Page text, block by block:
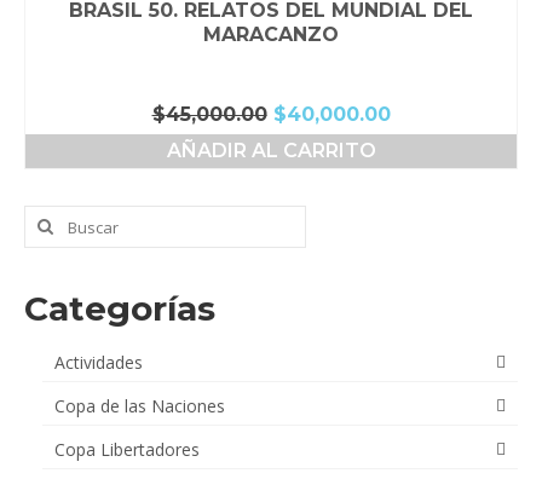
BRASIL 50. RELATOS DEL MUNDIAL DEL
MARACANZO
$45,000.00 El
precio
original
$45,000.00.
$40,000.00El
precio
AÑADIR AL CARRITO
Buscar
por:
Categorías
Actividades
Copa de las Naciones
Copa Libertadores